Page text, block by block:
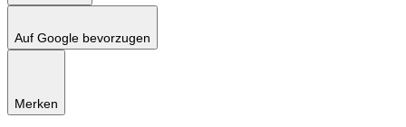
Auf Google bevorzugen
Merken